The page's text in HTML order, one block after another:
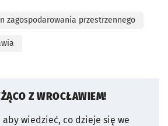
zagospodarowania przestrzennego
Z WROCŁAWIEM!
aby wiedzieć, co dzieje się we